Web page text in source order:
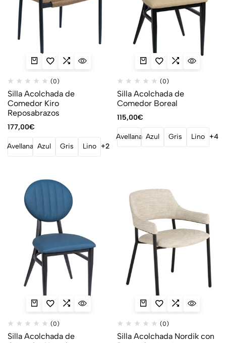
(0)
Silla Acolchada de
Comedor Kiro
Reposabrazos
177,00€
Avellana Azul Gris Lino +2
(0)
Silla Acolchada de
Comedor Boreal
115,00€
Avellana Azul Gris Lino +4
(0)
Silla Acolchada de
(0)
Silla Acolchada Nordik con